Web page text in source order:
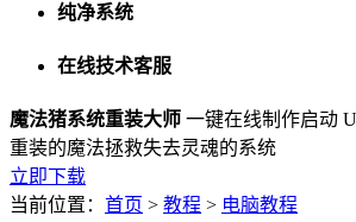
纯净系统
在线技术客服
魔法猪系统重装大师 一键在线制作启动
重装的魔法拯救失去灵魂的系统
立即下载
当前位置： 首页 > 教程 > 电脑教程